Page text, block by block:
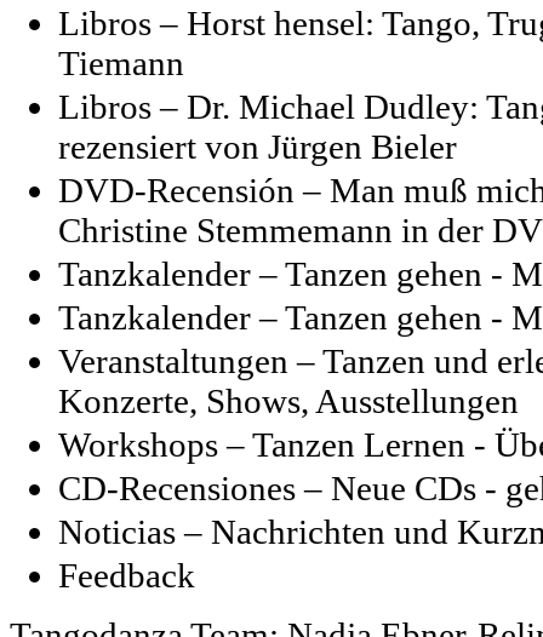
Libros – Horst hensel: Tango,
Tiemann
Libros – Dr. Michael Dudley:
rezensiert von Jürgen Bieler
DVD-Recensión – Man muß
Christine Stemmemann in der
Tanzkalender – Tanzen gehen -
Tanzkalender – Tanzen gehen -
Veranstaltungen – Tanzen und
Konzerte, Shows, Ausstellungen
Workshops – Tanzen Lernen -
CD-Recensiones – Neue CDs -
Noticias – Nachrichten und
Feedback